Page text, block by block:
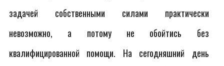
задачей собственными силами практически
невозможно, а потому не обойтись без
квалифицированной помощи. На сегодняшний день